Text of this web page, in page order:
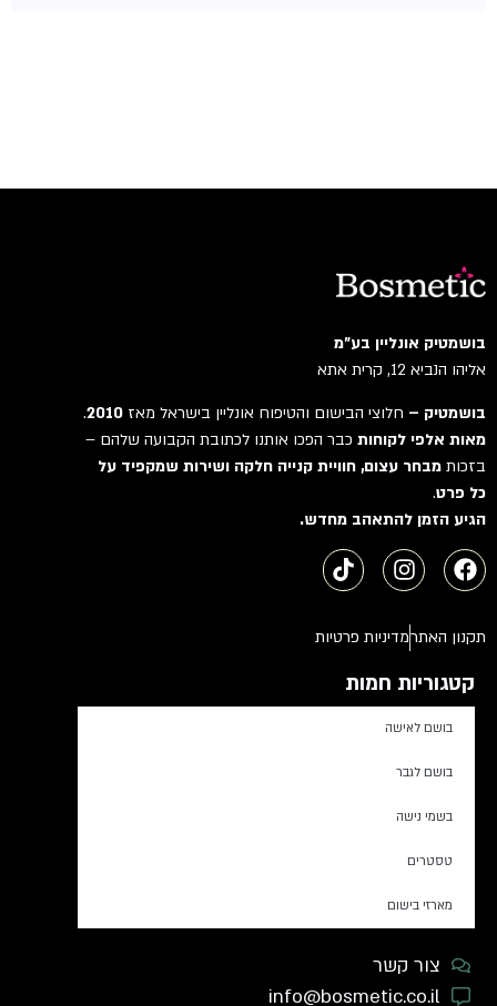
בושמטיק אונליין בע"מ
אליהו הנביא 12, קרית אתא
בושמטיק –חלוצי הבישום והטיפוח אונליין בישראל מאז2010
.
מאות אלפי לקוחותכבר הפכו אותנו לכתובת הקבועה שלהם –
בזכותמבחר עצום, חוויית קנייה חלקה ושירות שמקפיד על
כל פרט.
הגיע הזמן להתאהב מחדש.
תקנון האתרמדיניות פרטיות
קטגוריות חמות
בושם לאישה
בושם לגבר
בשמי נישה
טסטרים
מארזי בישום
צור קשר
info@bosmetic.co.il